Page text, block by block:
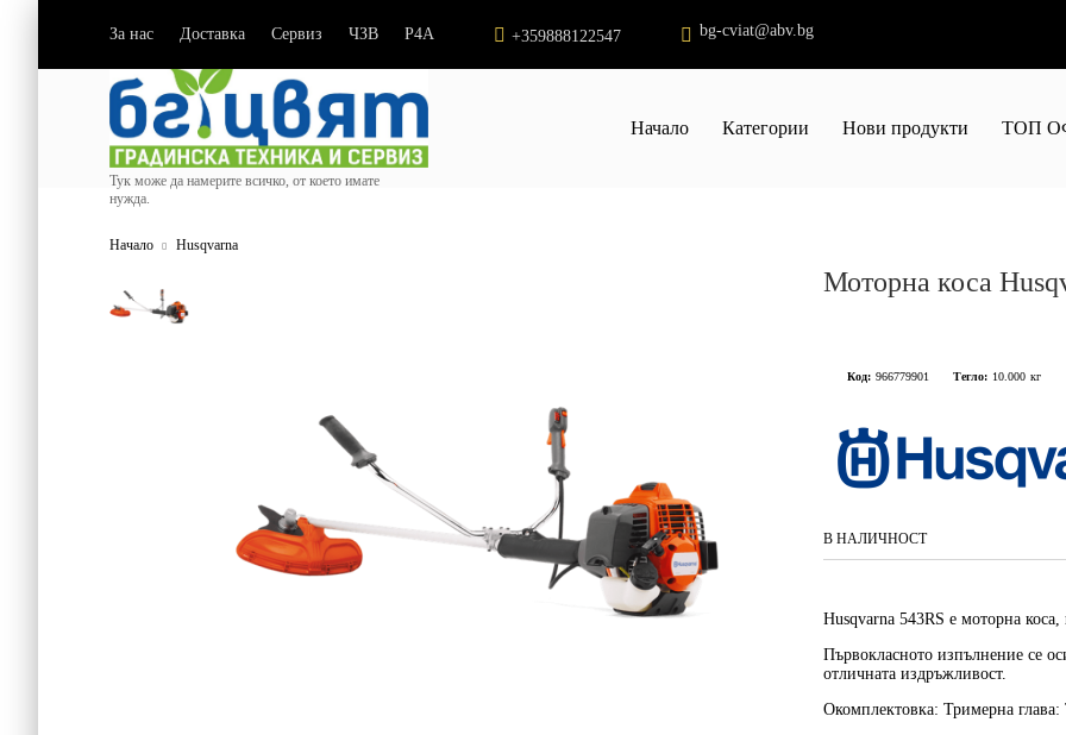
За нас Доставка Сервиз ЧЗВ P4A +359888122547 bg-cviat@abv.bg
Тук може да намерите всичко, от което имате
нужда.
Начало Категории Нови продукти ТОП
Начало Husqvarna
Моторна коса
Код: 966779901 Тегло: 10.000 кг
В НАЛИЧНОСТ
Husqvarna 543RS е моторна коса,
Първокласното изпълнение се
отличната издръжливост.
Окомплектовка: Тримерна глава: